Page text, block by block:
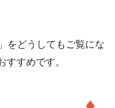
をどうしてもご覧にな
すすめです。